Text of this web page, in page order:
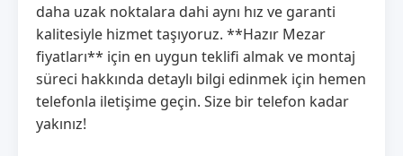
daha uzak noktalara dahi aynı hız ve garanti
kalitesiyle hizmet taşıyoruz. **Hazır Mezar
fiyatları** için en uygun teklifi almak ve montaj
süreci hakkında detaylı bilgi edinmek için hemen
telefonla iletişime geçin. Size bir telefon kadar
yakınız!